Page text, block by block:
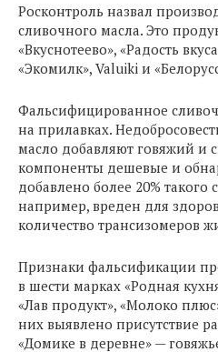
Росконтроль назвал
сливочного масла. Это
«Вкуснотеево», «Радость
«Экомилк», Valuiki и
Фальсифицированное
на прилавках.
масло добавляют говяжий и
компоненты дешевые и
добавлено более 20%
например, вреден для
количество трансизомеров
Признаки фальсификации
в шести марках «Родная
«Лав продукт», «Молоко
них выявлено присутствие
«Домике в деревне» —